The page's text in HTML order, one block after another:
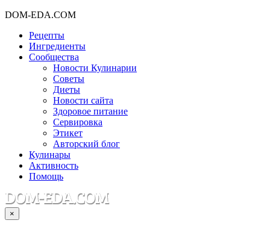
DOM-EDA.COM
Рецепты
Ингредиенты
Сообщества
Новости Кулинарии
Советы
Диеты
Новости сайта
Здоровое питание
Сервировка
Этикет
Авторский блог
Кулинары
Активность
Помощь
×